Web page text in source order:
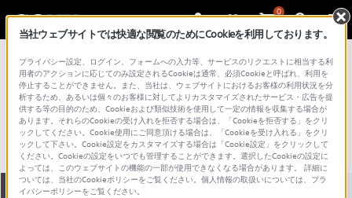
0
総合サポート・お問い合わせ プロフェッショナル／業務用
MVC-7000
全て ダウンロード 取扱説明書 Q&A
当社ウェブサイトでは快適な閲覧のためにCookieを利用しております。
プライバシー設定、ログイン、フォームへの入力等、サービスのリクエストに相当する利
用者のアクションに応じてのみ設定されるCookieは通常、必須Cookieと呼ばれ、利用を
停止することができません。また、当社は、ウェブサイトにおけるお客様の利用状況を分
析するため、あるいは個々のお客様に対してよりカスタマイズされたサービス・広告を提
供する等の目的のため、Cookieおよび類似技術を使用して一定の情報を収集する場合が
あります。それらのCookieの受け入れを拒否する場合は、「Cookieを拒否する」をクリ
ックしてください。Cookie使用にご同意頂ける場合は、「Cookieを受け入れる」をクリ
ックして下さい。Cookie設定をカスタマイズする場合は「Cookie設定」をクリックして
ください。Cookieの設定をいつでも管理することができます。選択したCookieの設定に
よっては、このウェブサイトの機能の一部が使用できなくなる場合があります。 詳細に
ついては、当社のCookieポリシーをご覧ください。個人情報の取扱いについては、プラ
イバシーポリシーをご覧ください。